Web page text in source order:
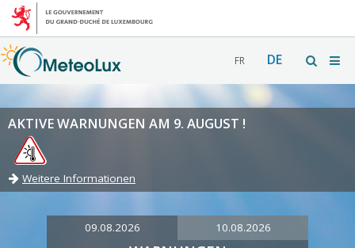
FR DE
AKTIVE WARNUNGEN AM 9. AUGUST !
Weitere Informationen
09.08.2026 10.08.2026